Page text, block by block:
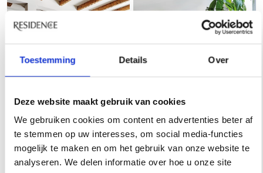
Toestemming Details Over
Deze website maakt gebruik van cookies
We gebruiken cookies om content en advertenties beter af
te stemmen op uw interesses, om social media-functies
mogelijk te maken en om het gebruik van onze website te
analyseren. We delen informatie over hoe u onze site